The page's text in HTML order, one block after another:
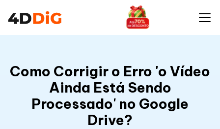
Como Corrigir o Erro 'o Vídeo
Ainda Está Sendo
Processado' no Google
Drive?